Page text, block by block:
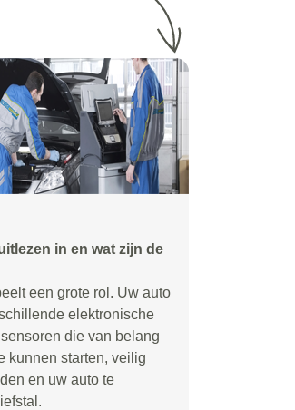
in en wat zijn de
een grote rol. Uw auto
elektronische
die van belang
kunnen starten, veilig
en uw auto te